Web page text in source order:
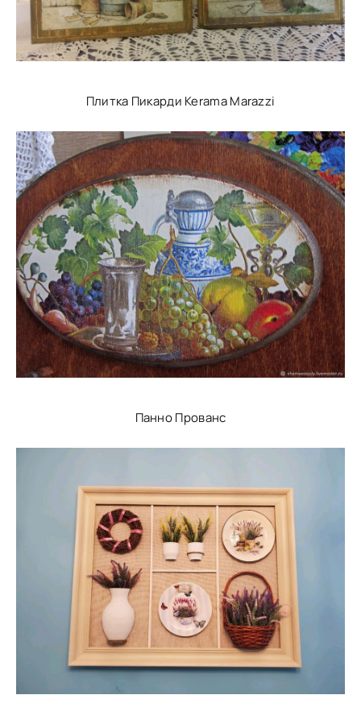
Плитка Пикарди Kerama Marazzi
Панно Прованс